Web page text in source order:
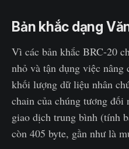
Bản khắc dạng
Vì các bản khắc BRC-20
nhỏ và tận dụng việc
khối lượng dữ liệu nhân
chain của chúng tương
giao dịch trung bình (tính
còn 405 byte, gần như là